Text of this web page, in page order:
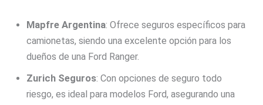
Mapfre Argentina: Ofrece seguros específicos para
camionetas, siendo una excelente opción para los
dueños de una Ford Ranger.
Zurich Seguros: Con opciones de seguro todo
riesgo, es ideal para modelos Ford, asegurando una